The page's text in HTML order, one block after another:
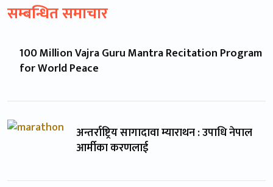
सम्बन्धित समाचार
100 Million Vajra Guru Mantra Recitation Program
for World Peace
अन्तर्राष्ट्रिय सागादावा म्याराथन : उपाधि नेपाल
आर्मीका करणलाई